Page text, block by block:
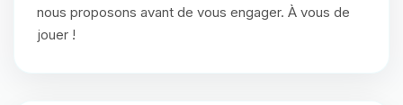
nous proposons avant de vous engager. À vous de
jouer !